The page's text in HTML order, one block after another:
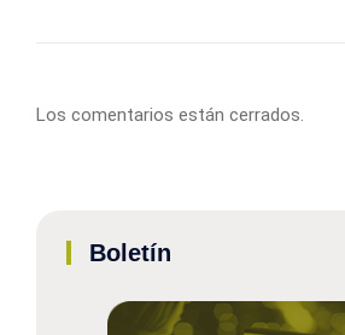
Los comentarios están cerrados.
Boletín